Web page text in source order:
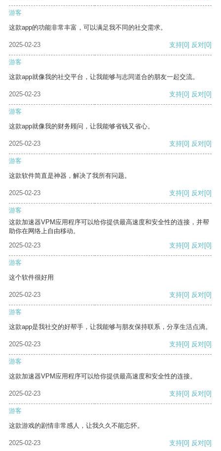
游客
这款app的功能非常丰富，可以满足我不同的社交需求。
2025-02-23 支持[0] 反对[0]
游客
这款app就像我的社交平台，让我能够与志同道合的朋友一起交流。
2025-02-23 支持[0] 反对[0]
游客
这款app就像我的财务顾问，让我能够省钱又省心。
2025-02-23 支持[0] 反对[0]
游客
这款软件简直是神器，解决了我所有问题。
2025-02-23 支持[0] 反对[0]
游客
这款加速器VPM应用程序可以给你提供最高速度和安全性的连接，并帮
助你在网络上自由移动。
2025-02-23
支持[0] 反对[0]
游客
这个软件很好用
2025-02-23 支持[0] 反对[0]
游客
这款app是我社交的好帮手，让我能够与朋友保持联系，分享生活点滴。
2025-02-23 支持[0] 反对[0]
游客
这款加速器VPM应用程序可以给你提供最高速度和安全性的连接。
2025-02-23 支持[0] 反对[0]
游客
这款游戏的剧情非常感人，让我久久不能忘怀。
2025-02-23 支持[0] 反对[0]